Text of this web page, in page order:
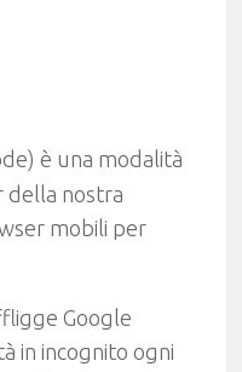
è una modalità
della nostra
mobili per
Google
in incognito ogni